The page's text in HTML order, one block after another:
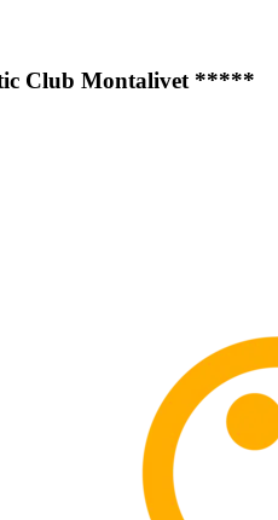
Club Montalivet *****